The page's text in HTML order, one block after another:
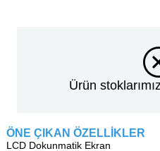
Ürün
ÖNE ÇIKAN ÖZELLİKLER
LCD Dokunmatik Ekran